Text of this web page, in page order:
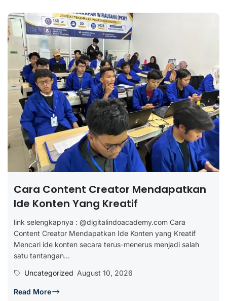
Cara Content Creator Mendapatkan
Ide Konten Yang Kreatif
link selengkapnya : @digitalindoacademy.com Cara
Content Creator Mendapatkan Ide Konten yang Kreatif
Mencari ide konten secara terus-menerus menjadi salah
satu tantangan...
Uncategorized August 10, 2026
Read More